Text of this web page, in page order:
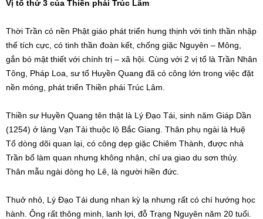
Vị tổ thứ 3 của Thiền phái Trúc Lâm
Thời Trần có nền Phật giáo phát triển hưng thịnh với tinh thần nhập
thế tích cực, có tinh thần đoàn kết, chống giặc Nguyên – Mông,
gắn bó mật thiết với chính trị – xã hội. Cùng với 2 vị tổ là Trần Nhân
Tông, Pháp Loa, sư tổ Huyền Quang đã có công lớn trong việc đặt
nền móng, phát triển Thiền phái Trúc Lâm.
Thiền sư Huyền Quang tên thật là Lý Đạo Tái, sinh năm Giáp Dần
(1254) ở làng Vạn Tải thuộc lộ Bắc Giang. Thân phụ ngài là Huệ
Tổ dòng dõi quan lại, có công dẹp giặc Chiêm Thành, được nhà
Trần bổ làm quan nhưng không nhận, chỉ ưa giao du sơn thủy.
Thân mẫu ngài dòng họ Lê, là người hiền đức.
Thuở nhỏ, Lý Đạo Tái dung nhan kỳ lạ nhưng rất có chí hướng học
hành. Ông rất thông minh, lanh lợi, đỗ Trạng Nguyên năm 20 tuổi.